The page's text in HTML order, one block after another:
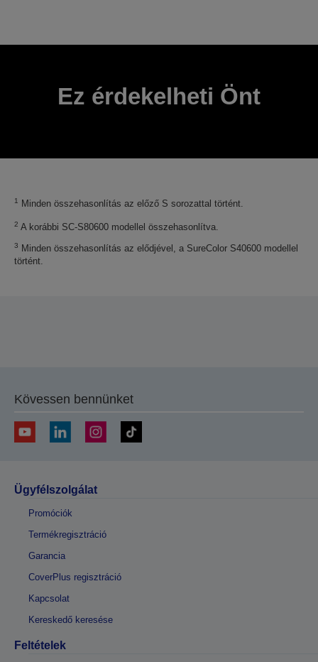
Köszönjük, hogy elküldte beküldését.
Önnel a kapcsolatot.
Ez érdekelheti Önt
1 Minden összehasonlítás az előző S sorozattal történt.
2 A korábbi SC-S80600 modellel összehasonlítva.
3
Minden összehasonlítás az elődjével, a SureColor S40600 modellel
történt.
Kövessen bennünket
Ügyfélszolgálat
Promóciók
Termékregisztráció
Garancia
CoverPlus regisztráció
Kapcsolat
Kereskedő keresése
Feltételek